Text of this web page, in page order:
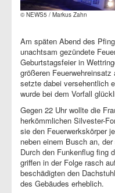
© NEWS5 / Markus Zahn
Am späten Abend des
unachtsam gezündete
Geburtstagsfeier in
größeren
setzte dabei versehentlich
wurde bei dem Vorfall
Gegen 22 Uhr wollte die
herkömmlichen Silvester-
sie den Feuerwerkskörper
neben einem Busch an,
Durch den Funkenflug fing
griffen in der Folge rasch
beschädigten den
des Gebäudes erheblich.